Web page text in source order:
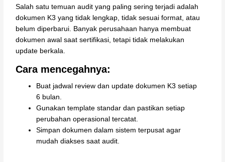
Salah satu temuan audit yang paling sering terjadi adalah
dokumen K3 yang tidak lengkap, tidak sesuai format, atau
belum diperbarui. Banyak perusahaan hanya membuat
dokumen awal saat sertifikasi, tetapi tidak melakukan
update berkala.
Cara mencegahnya:
Buat jadwal review dan update dokumen K3 setiap
6 bulan.
Gunakan template standar dan pastikan setiap
perubahan operasional tercatat.
Simpan dokumen dalam sistem terpusat agar
mudah diakses saat audit.